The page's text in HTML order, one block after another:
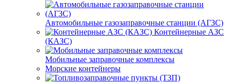
Автомобильные газозаправочные станции (АГЗС)
Контейнерные АЗС
(КАЗС)
Мобильные заправочные комплексы
Морские контейнеры